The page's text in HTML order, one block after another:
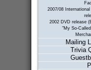
2007/08 International
2002 DVD release
"My So-
Mailing
Trivia